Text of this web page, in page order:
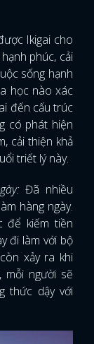
Ikigai cho
phúc, cải
sống hạnh
học nào xác
đến cấu trúc
có phát hiện
cải thiện khả
triết lý này.
Đã nhiều
hàng ngày.
để kiếm tiền
đi làm với bộ
xảy ra khi
mỗi người sẽ
thức dậy với